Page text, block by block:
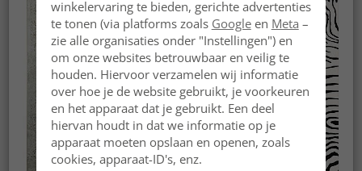
winkelervaring te bieden, gerichte advertenties
te tonen (via platforms zoals Googleen Meta –
zie alle organisaties onder "Instellingen") en
om onze websites betrouwbaar en veilig te
houden. Hiervoor verzamelen wij informatie
over hoe je de website gebruikt, je voorkeuren
en het apparaat dat je gebruikt. Een deel
hiervan houdt in dat we informatie op je
apparaat moeten opslaan en openen, zoals
cookies, apparaat-ID's, enz.